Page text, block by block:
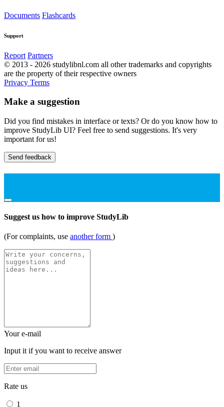
Documents Flashcards
Support
Report Partners
© 2013 - 2026 studylibnl.com all other trademarks and copyrights
are the property of their respective owners
Privacy Terms
Make a suggestion
Did you find mistakes in interface or texts? Or do you know how to
improve StudyLib UI? Feel free to send suggestions. It's very
important for us!
Send feedback
Suggest us how to improve StudyLib
(For complaints, use another form )
Your e-mail
Input it if you want to receive answer
Rate us
1